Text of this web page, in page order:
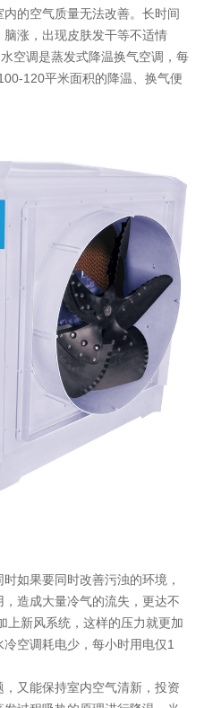
的空气质量无法改善。长时间
涨，出现皮肤发干等不适情
空调是蒸发式降温换气空调，每
120平米面积的降温、换气便
果要同时改善污浊的环境，
造成大量冷气的流失，更达不
上新风系统，这样的压力就更加
空调耗电少，每小时用电仅1
又能保持室内空气清新，投资